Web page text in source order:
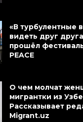
«В турбулентные
видеть друг
прошёл
PEACE
О чем молчат
мигрантки из
Рассказывает
Migrant.uz